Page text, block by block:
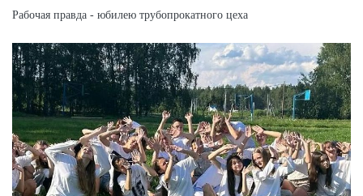
Рабочая правда - юбилею трубопрокатного цеха